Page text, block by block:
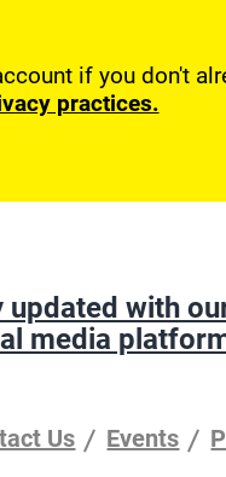
if you don't
practices.
updated with
media
Us Events